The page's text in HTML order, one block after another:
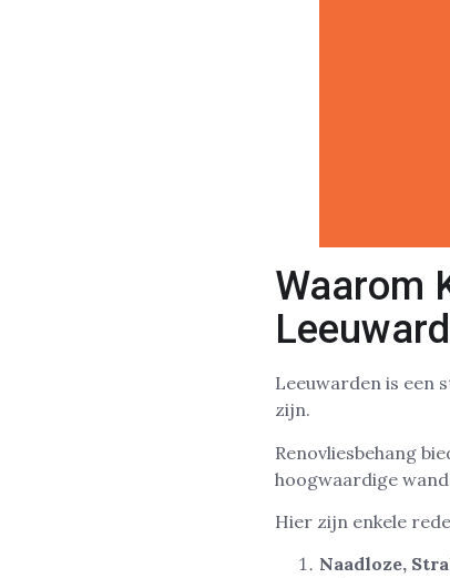
Waarom
Leeuwarden is een
zijn.
Renovliesbehang
hoogwaardige
Hier zijn enkele
Naadloze,